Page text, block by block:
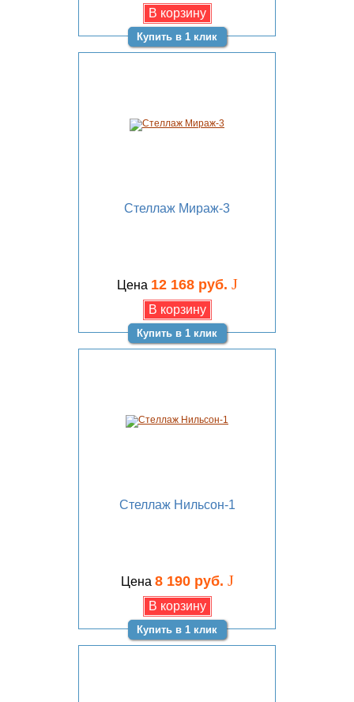
Купить в 1 клик
Стеллаж Мираж-3
Цена 12 168 руб. J
Купить в 1 клик
Стеллаж Нильсон-1
Цена 8 190 руб. J
Купить в 1 клик